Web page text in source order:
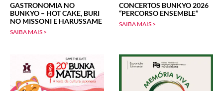
GASTRONOMIA NO
BUNKYO – HOT CAKE, BURI
NO MISSONI E HARUSSAME
SAIBA MAIS >
CONCERTOS BUNKYO 2026
“PERCORSO ENSEMBLE”
SAIBA MAIS >